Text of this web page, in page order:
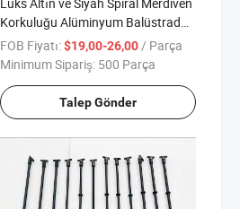
Korkuluğu Alüminyum Balüstrad
Balkon
FOB Fiyatı:$19,00-26,00/ Parça
Minimum Sipariş: 500 Parça
Talep Gönder